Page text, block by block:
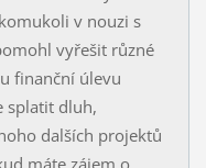
v nouzi s
vyřešit různé
finanční úlevu
splatit dluh,
dalších projektů
máte zájem o